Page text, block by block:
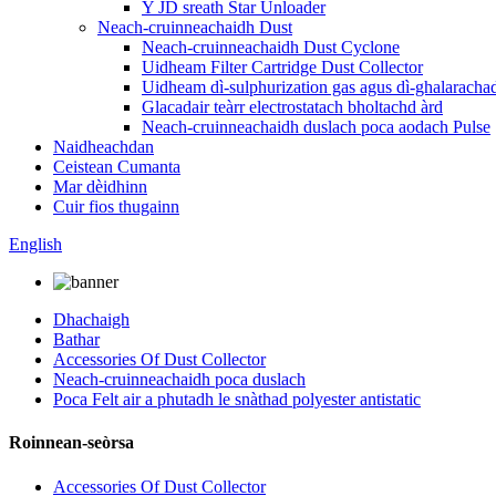
Y JD sreath Star Unloader
Neach-cruinneachaidh Dust
Neach-cruinneachaidh Dust Cyclone
Uidheam Filter Cartridge Dust Collector
Uidheam dì-sulphurization gas agus dì-
Glacadair teàrr electrostatach bholtachd àrd
Neach-cruinneachaidh duslach poca aodach Pulse
Naidheachdan
Ceistean Cumanta
Mar dèidhinn
Cuir fios thugainn
English
Dhachaigh
Bathar
Accessories Of Dust Collector
Neach-cruinneachaidh poca duslach
Poca Felt air a phutadh le snàthad polyester antistatic
Roinnean-seòrsa
Accessories Of Dust Collector